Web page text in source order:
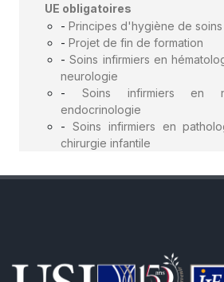
UE obligatoires
- Principes d'hygiène de soins
- Projet de fin de formation
-Soins infirmiers en
neurologie
- Soins infirmiers en
endocrinologie
- Soins infirmiers en
chirurgie infantile